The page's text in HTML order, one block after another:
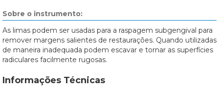
Sobre o instrumento:
As limas podem ser usadas para a raspagem subgengival para
remover margens salientes de restaurações. Quando utilizadas
de maneira inadequada podem escavar e tornar as superfícies
radiculares facilmente rugosas.
Informações Técnicas